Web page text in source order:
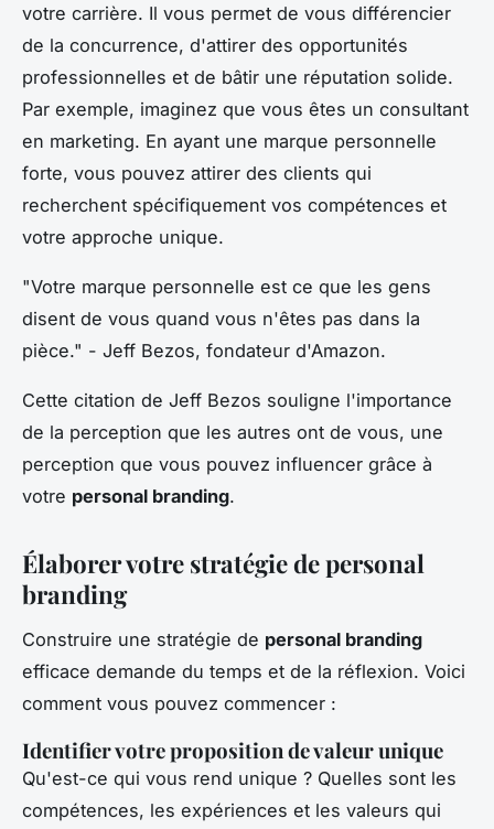
votre carrière. Il vous permet de vous différencier
de la concurrence, d'attirer des opportunités
professionnelles et de bâtir une réputation solide.
Par exemple, imaginez que vous êtes un consultant
en marketing. En ayant une marque personnelle
forte, vous pouvez attirer des clients qui
recherchent spécifiquement vos compétences et
votre approche unique.
"Votre marque personnelle est ce que les gens
disent de vous quand vous n'êtes pas dans la
pièce." - Jeff Bezos, fondateur d'Amazon.
Cette citation de Jeff Bezos souligne l'importance
de la perception que les autres ont de vous, une
perception que vous pouvez influencer grâce à
votre personal branding.
Élaborer votre stratégie de personal
branding
Construire une stratégie de personal branding
efficace demande du temps et de la réflexion. Voici
comment vous pouvez commencer :
Identifier votre proposition de valeur unique
Qu'est-ce qui vous rend unique ? Quelles sont les
compétences, les expériences et les valeurs qui